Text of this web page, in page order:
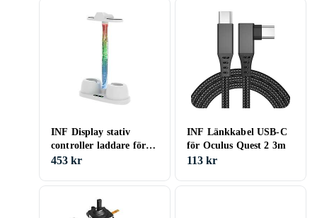
INF Display stativ
controller laddare för
Oculus Quest 3 RGB
453 kr
INF Länkkabel USB-C
för Oculus Quest 2 3m
113 kr